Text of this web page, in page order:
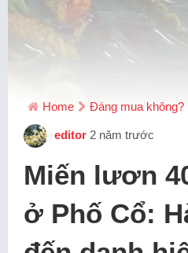
Home Đáng mua không?
editor 2 năm trước
Miến lươn
ở Phố Cổ: